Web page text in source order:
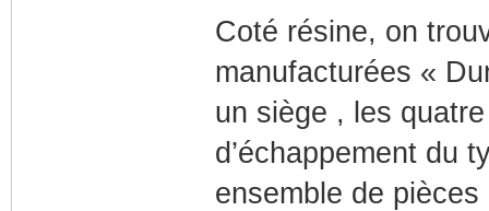
Coté résine, on
manufacturées «
un siège , les
d’échappement du
ensemble de